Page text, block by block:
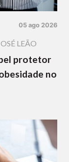
05 ago 2026
LEÃO
protetor
no